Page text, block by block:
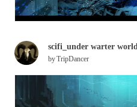
scifi_under warter world
byTripDancer